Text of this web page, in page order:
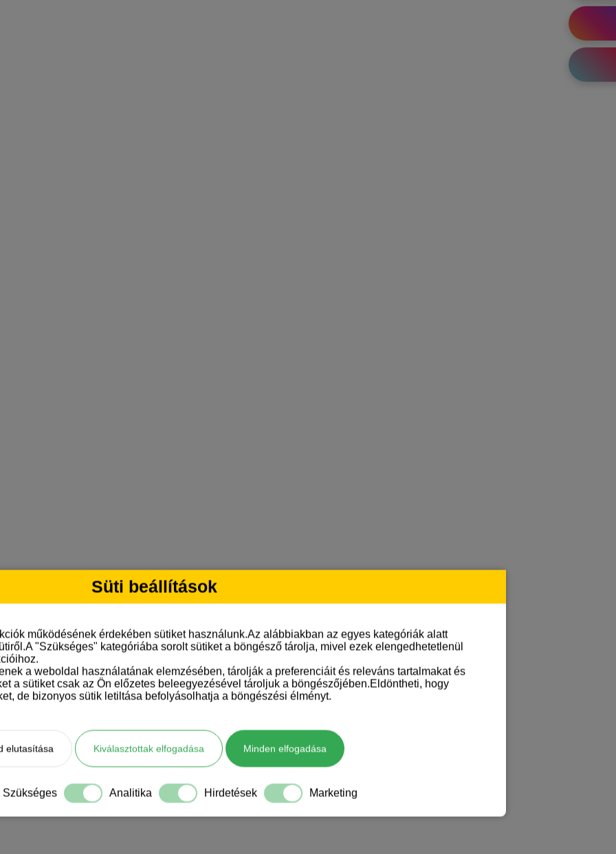
Süti beállítások
működésének érdekében sütiket használunk.Az alábbiakban az egyes kategóriák alatt
"Szükséges" kategóriába sorolt sütiket a böngésző tárolja, mivel ezek elengedhetetlenül
a weboldal használatának elemzésében, tárolják a preferenciáit és releváns tartalmakat és
a sütiket csak az Ön előzetes beleegyezésével tároljuk a böngészőjében.Eldöntheti, hogy
de bizonyos sütik letiltása befolyásolhatja a böngészési élményt.
elutasítása Kiválasztottak elfogadása Minden elfogadása
Szükséges Analitika Hirdetések Marketing